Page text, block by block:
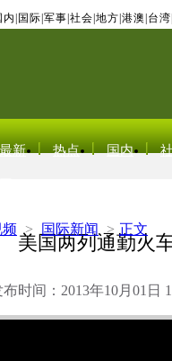
内 国际 军事 社会 地方 港澳 台湾
最新 热点 国内
> 国际新闻 > 正文
美国两列通勤火
布时间：2013年10月01日